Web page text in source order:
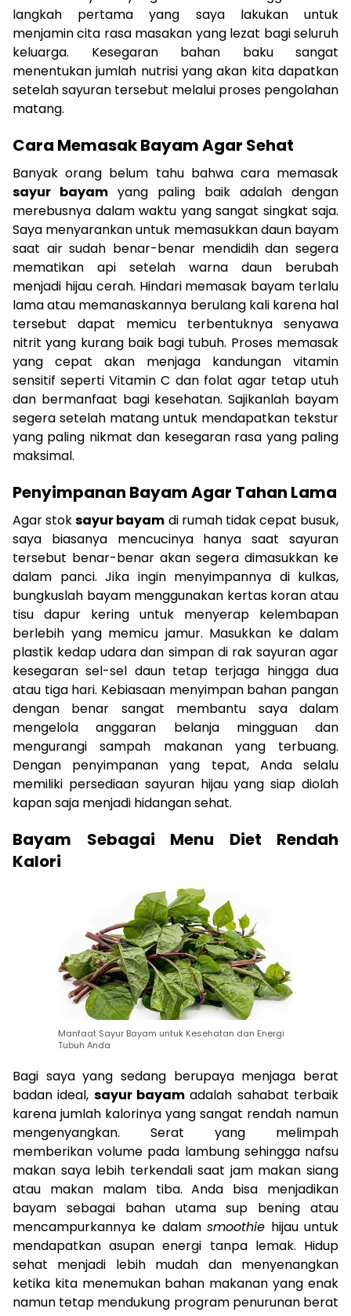
langkah pertama yang saya lakukan untuk
menjamin cita rasa masakan yang lezat bagi seluruh
keluarga. Kesegaran bahan baku sangat
menentukan jumlah nutrisi yang akan kita dapatkan
setelah sayuran tersebut melalui proses pengolahan
matang.
Cara Memasak Bayam Agar Sehat
Banyak orang belum tahu bahwa cara memasak
sayur bayam yang paling baik adalah dengan
merebusnya dalam waktu yang sangat singkat saja.
Saya menyarankan untuk memasukkan daun bayam
saat air sudah benar-benar mendidih dan segera
mematikan api setelah warna daun berubah
menjadi hijau cerah. Hindari memasak bayam terlalu
lama atau memanaskannya berulang kali karena hal
tersebut dapat memicu terbentuknya senyawa
nitrit yang kurang baik bagi tubuh. Proses memasak
yang cepat akan menjaga kandungan vitamin
sensitif seperti Vitamin C dan folat agar tetap utuh
dan bermanfaat bagi kesehatan. Sajikanlah bayam
segera setelah matang untuk mendapatkan tekstur
yang paling nikmat dan kesegaran rasa yang paling
maksimal.
Penyimpanan Bayam Agar Tahan Lama
Agar stoksayur bayam di rumah tidak cepat busuk,
saya biasanya mencucinya hanya saat sayuran
tersebut benar-benar akan segera dimasukkan ke
dalam panci. Jika ingin menyimpannya di kulkas,
bungkuslah bayam menggunakan kertas koran atau
tisu dapur kering untuk menyerap kelembapan
berlebih yang memicu jamur. Masukkan ke dalam
plastik kedap udara dan simpan di rak sayuran agar
kesegaran sel-sel daun tetap terjaga hingga dua
atau tiga hari. Kebiasaan menyimpan bahan pangan
dengan benar sangat membantu saya dalam
mengelola anggaran belanja mingguan dan
mengurangi sampah makanan yang terbuang.
Dengan penyimpanan yang tepat, Anda selalu
memiliki persediaan sayuran hijau yang siap diolah
kapan saja menjadi hidangan sehat.
Bayam Sebagai Menu Diet Rendah
Kalori
Manfaat Sayur Bayam untuk Kesehatan dan Energi
Tubuh Anda
Bagi saya yang sedang berupaya menjaga berat
badan ideal, sayur bayam adalah sahabat terbaik
karena jumlah kalorinya yang sangat rendah namun
mengenyangkan. Serat yang melimpah
memberikan volume pada lambung sehingga nafsu
makan saya lebih terkendali saat jam makan siang
atau makan malam tiba. Anda bisa menjadikan
bayam sebagai bahan utama sup bening atau
mencampurkannya ke dalamsmoothie hijau untuk
mendapatkan asupan energi tanpa lemak. Hidup
sehat menjadi lebih mudah dan menyenangkan
ketika kita menemukan bahan makanan yang enak
namun tetap mendukung program penurunan berat